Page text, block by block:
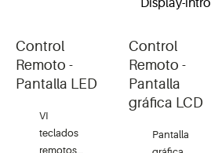
Control
Remoto -
Pantalla LED
VI
teclados
remotos
Control
Remoto -
Pantalla
gráfica LCD
Pantalla